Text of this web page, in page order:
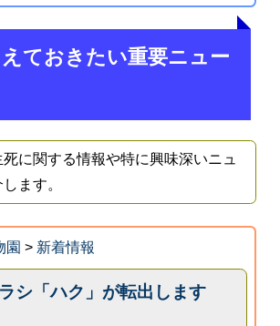
ておきたい重要ニュー
に関する情報や特に興味深いニュ
ます。
園 > 新着情報
シ「ハク」が転出します